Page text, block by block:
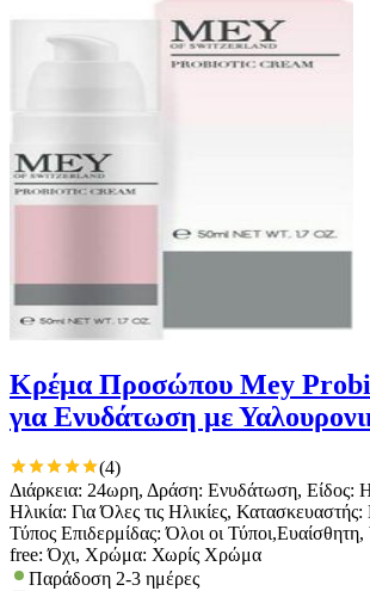
Κρέμα Προσώπου Mey
για Ενυδάτωση με
(4)
Διάρκεια: 24ωρη, Δράση: Ενυδάτωση, Είδος:
Ηλικία: Για Όλες τις Ηλικίες,
Τύπος Επιδερμίδας: Όλοι οι
free: Όχι, Χρώμα: Χωρίς Χρώμα
Παράδοση 2-3 ημέρες